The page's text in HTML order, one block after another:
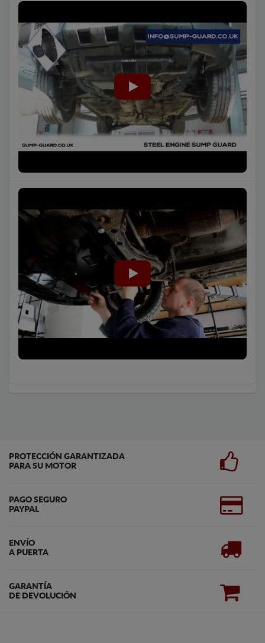
PROTECCIÓN GARANTIZADA
PARA SU MOTOR
PAGO SEGURO
PAYPAL
ENVÍO
A PUERTA
GARANTÍA
DE DEVOLUCIÓN